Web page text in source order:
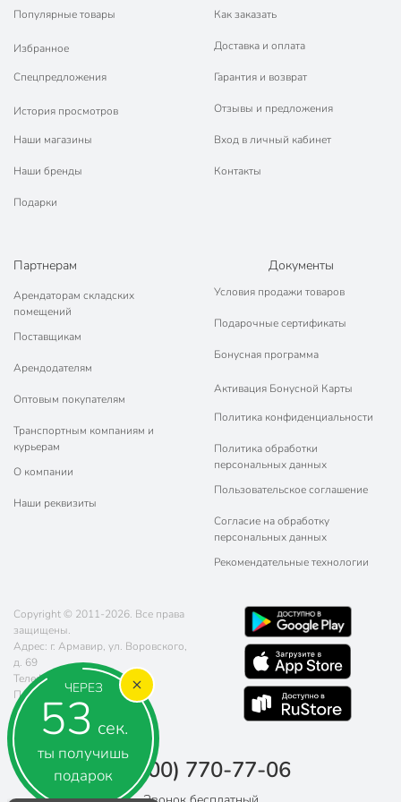
ЧЕРЕЗ
53 сек.
ты получишь
подарок
Популярные товары
Избранное
Спецпредложения
История просмотров
Наши магазины
Наши бренды
Подарки
Как заказать
Доставка и оплата
Гарантия и возврат
Отзывы и предложения
Вход в личный кабинет
Контакты
Партнерам
Арендаторам складских
помещений
Поставщикам
Арендодателям
Оптовым покупателям
Транспортным компаниям и
курьерам
О компании
Наши реквизиты
Документы
Условия продажи товаров
Подарочные сертификаты
Бонусная программа
Активация Бонусной Карты
Политика конфиденциальности
Политика обработки
персональных данных
Пользовательское соглашение
Согласие на обработку
персональных данных
Рекомендательные технологии
Copyright © 2011-2026. Все права
защищены.
Адрес: г. Армавир, ул. Воровского,
д. 69
Телефон:
8 (800) 770-77-06
Почта:
sales@poryadok.ru
8 (800) 770-77-06